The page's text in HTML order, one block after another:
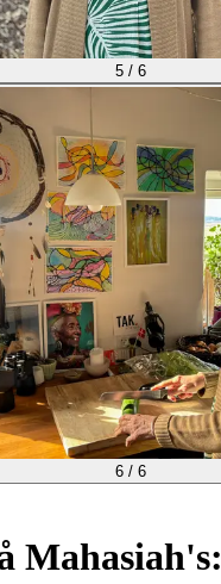
5 / 6
6 / 6
Mahasiah's: